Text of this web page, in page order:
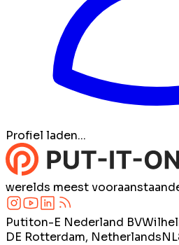
Profiel laden...
werelds meest
Putiton-E Nederland BV
DE Rotterdam, Netherlands